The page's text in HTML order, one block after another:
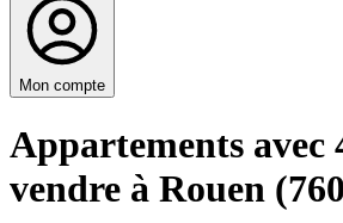
Mon compte
Appartements avec
vendre à Rouen